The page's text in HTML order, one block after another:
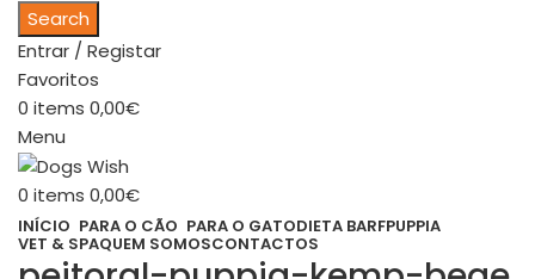
Search
Entrar / Registar
Favoritos
0 items 0,00€
Menu
0 items 0,00€
INÍCIO PARA O CÃO PARA O GATODIETA BARFPUPPIA
VET & SPAQUEM SOMOSCONTACTOS